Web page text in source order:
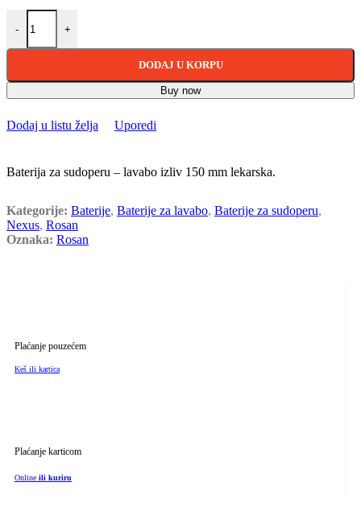
-
Rosan Nexus Baterija za sudoperu / lavabo JN32L15 količina
+
DODAJ U KORPU
Buy now
Dodaj u listu želja Uporedi
Baterija za sudoperu – lavabo izliv 150 mm lekarska.
Kategorije: Baterije, Baterije za lavabo, Baterije za sudoperu,
Nexus, Rosan
Oznaka: Rosan
Plaćanje pouzećem
Keš ili kartica
Plaćanje karticom
Online ili kuriru